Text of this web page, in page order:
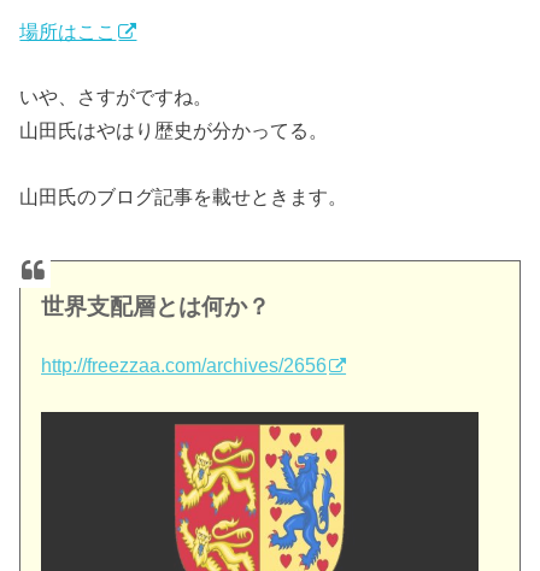
場所はここ
いや、さすがですね。
山田氏はやはり歴史が分かってる。
山田氏のブログ記事を載せときます。
世界支配層とは何か？
http://freezzaa.com/archives/2656